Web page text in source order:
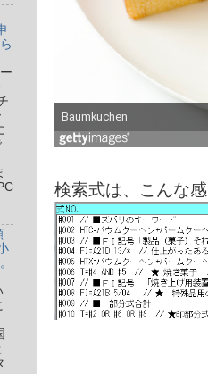
検索式は、こんな